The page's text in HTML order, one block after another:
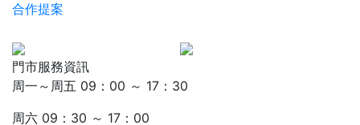
合作提案
門市服務資訊
周一～周五 09：00 ～ 17：30
周六 09：30 ～ 17：00